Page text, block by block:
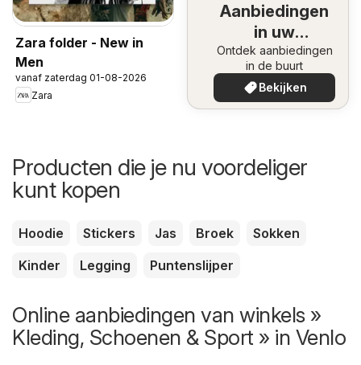
Zara folder - New in
Men
vanaf zaterdag 01-08-2026
Zara
Aanbiedingen
in uw
omgeving
Ontdek aanbiedingen
in de buurt
Bekijken
Producten die je nu voordeliger
kunt kopen
Hoodie Stickers Jas Broek
Sokken
Kinder
Legging Puntenslijper
Online aanbiedingen van winkels »
Kleding, Schoenen & Sport » in Venlo